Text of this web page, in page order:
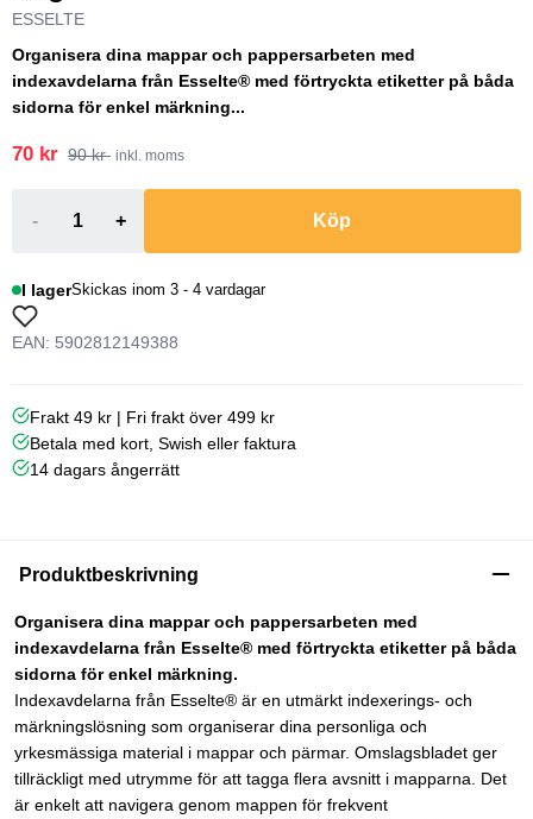
ESSELTE
Organisera dina mappar och pappersarbeten med
indexavdelarna från Esselte® med förtryckta etiketter på båda
sidorna för enkel märkning...
70 kr 90 kr inkl. moms
- + Köp
I lagerSkickas inom 3 - 4 vardagar
EAN: 5902812149388
Frakt 49 kr | Fri frakt över 499 kr
Betala med kort, Swish eller faktura
14 dagars ångerrätt
Produktbeskrivning
Organisera dina mappar och pappersarbeten med
indexavdelarna från Esselte® med förtryckta etiketter på båda
sidorna för enkel märkning.
Indexavdelarna från Esselte® är en utmärkt indexerings- och
märkningslösning som organiserar dina personliga och
yrkesmässiga material i mappar och pärmar. Omslagsbladet ger
tillräckligt med utrymme för att tagga flera avsnitt i mapparna. Det
är enkelt att navigera genom mappen för frekvent